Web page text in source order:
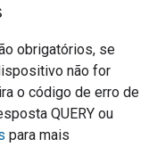
obrigatórios, se
não for
o código de erro de
QUERY ou
para mais